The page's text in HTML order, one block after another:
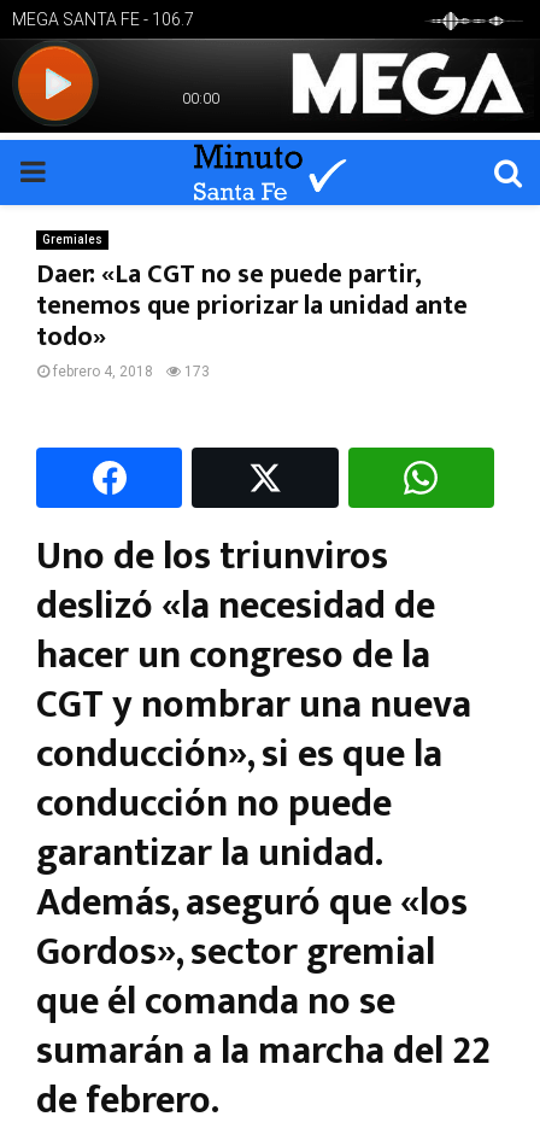
PRIMARY
MENU
Gremiales
Daer: «La CGT no se puede partir,
tenemos que priorizar la unidad ante
todo»
febrero 4, 2018 173
Uno de los triunviros
deslizó «la necesidad de
hacer un congreso de la
CGT y nombrar una nueva
conducción», si es que la
conducción no puede
garantizar la unidad.
Además, aseguró que «los
Gordos», sector gremial
que él comanda no se
sumarán a la marcha del 22
de febrero.